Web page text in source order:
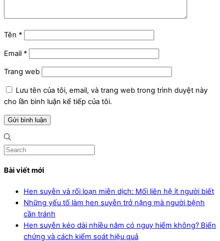
Tên *
Email *
Trang web
Lưu tên của tôi, email, và trang web trong trình duyệt này
cho lần bình luận kế tiếp của tôi.
Bài viết mới
Hen suyễn và rối loạn miễn dịch: Mối liên hệ ít người biết
Những yếu tố làm hen suyễn trở nặng mà người bệnh
cần tránh
Hen suyễn kéo dài nhiều năm có nguy hiểm không? Biến
chứng và cách kiểm soát hiệu quả